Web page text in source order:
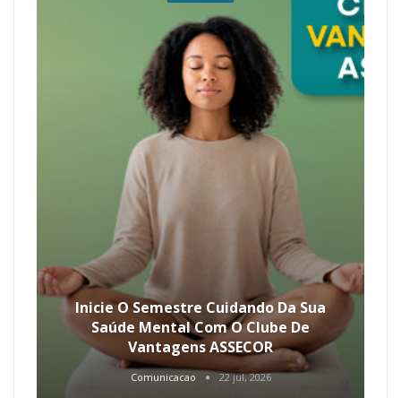
Inicie O Semestre Cuidando Da Sua
Saúde Mental Com O Clube De
Vantagens ASSECOR
Comunicacao 22 jul, 2026